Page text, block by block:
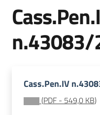
Sicurezza
costruzioni
Coordinamento
prevenzione
n.43083/
Cass.Pen.IV
(PDF - 549,0 KB)